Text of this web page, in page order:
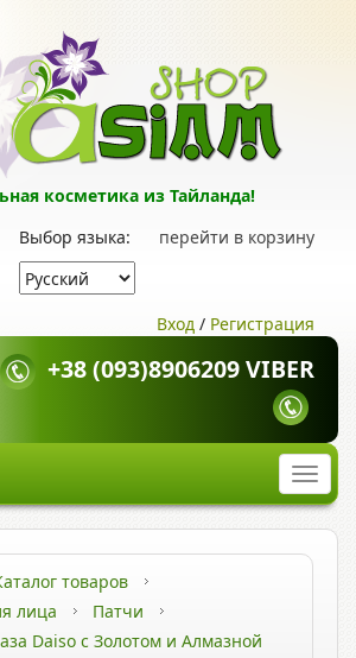
косметика из Тайланда!
перейти в корзину
Выбор языка:
Вход / Регистрация
+38 (093)8906209 VIBER
товаров
лица
Патчи
Daiso с Золотом и Алмазной